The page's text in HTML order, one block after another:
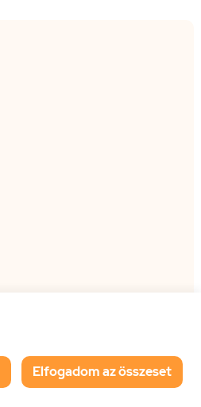
Elfogadom az összeset